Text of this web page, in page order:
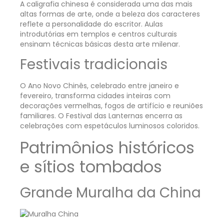
A caligrafia chinesa é considerada uma das mais
altas formas de arte, onde a beleza dos caracteres
reflete a personalidade do escritor. Aulas
introdutórias em templos e centros culturais
ensinam técnicas básicas desta arte milenar.
Festivais tradicionais
O Ano Novo Chinês, celebrado entre janeiro e
fevereiro, transforma cidades inteiras com
decorações vermelhas, fogos de artifício e reuniões
familiares. O Festival das Lanternas encerra as
celebrações com espetáculos luminosos coloridos.
Patrimônios históricos
e sítios tombados
Grande Muralha da China